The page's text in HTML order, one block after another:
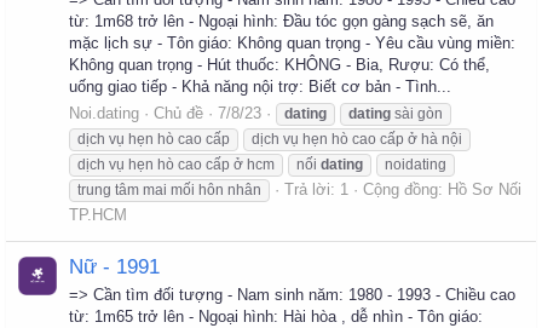
từ: 1m68 trở lên - Ngoại hình: Đầu tóc gọn gàng sạch sẽ, ăn
mặc lịch sự - Tôn giáo: Không quan trọng - Yêu cầu vùng miền:
Không quan trọng - Hút thuốc: KHÔNG - Bia, Rượu: Có thể,
uống giao tiếp - Khả năng nội trợ: Biết cơ bản - Tình...
Noi.dating
Chủ đề 7/8/23 dating dating sài gòn
dịch vụ hẹn hò cao cấp
dịch vụ hẹn hò cao cấp ở hà nội
dịch vụ hẹn hò cao cấp ở hcm
nối dating
noidating
trung tâm mai mối hôn nhân
Trả lời: 1 Cộng đồng: Hồ Sơ Nối
TP.HCM
Nữ - 1991
=> Cần tìm đối tượng - Nam sinh năm: 1980 - 1993 - Chiều cao
từ: 1m65 trở lên - Ngoại hình: Hài hòa , dễ nhìn - Tôn giáo: